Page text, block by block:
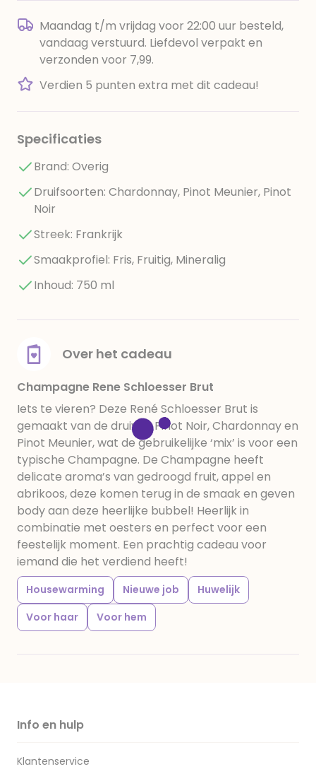
Maandag t/m vrijdag voor 22:00 uur besteld,
vandaag verstuurd. Liefdevol verpakt en
verzonden voor 7,99.
Verdien 5 punten extra met dit cadeau!
Specificaties
Brand: Overig
Druifsoorten: Chardonnay, Pinot Meunier, Pinot
Noir
Streek: Frankrijk
Smaakprofiel: Fris, Fruitig, Mineralig
Inhoud: 750 ml
Over het cadeau
Champagne Rene Schloesser Brut
Iets te vieren? Deze René Schloesser Brut is
gemaakt van de druiven Pinot Noir, Chardonnay en
Pinot Meunier, wat de gebruikelijke ‘mix’ is voor een
typische Champagne. De Champagne heeft
delicate aroma’s van gedroogd fruit, appel en
abrikoos, deze komen terug in de smaak en geven
body aan deze heerlijke bubbel! Heerlijk in
combinatie met oesters en perfect voor een
feestelijk moment. Een prachtig cadeau voor
iemand die het verdiend heeft!
Housewarming Nieuwe job
Huwelijk
Voor haar
Voor hem
Info en hulp
Klantenservice